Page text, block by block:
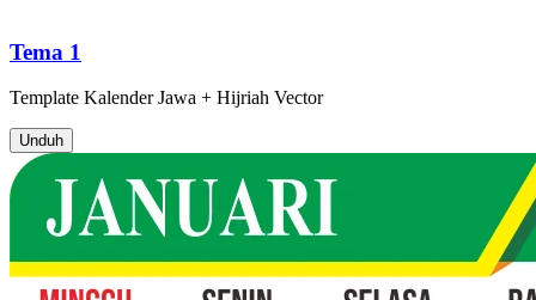
Tema 1
Template Kalender Jawa + Hijriah Vector
Unduh